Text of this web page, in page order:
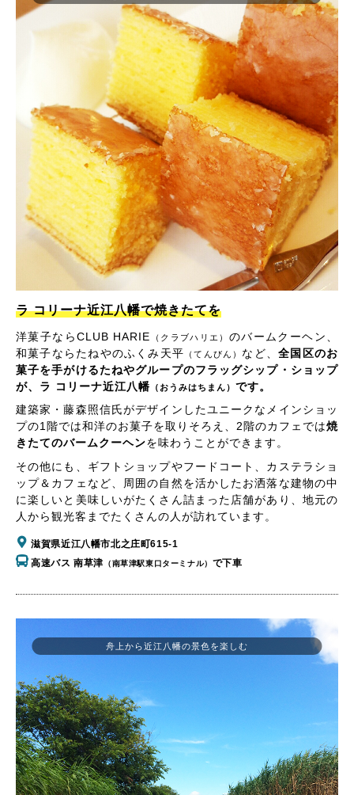
ラ コリーナ近江八幡で焼きたてを
洋菓子ならCLUB HARIE （クラブハリエ） のバームクーヘン、
和菓子ならたねやのふくみ天平 （てんびん） など、全国区のお
菓子を手がけるたねやグループのフラッグシップ・ショップ
が、ラ コリーナ近江八幡 （おうみはちまん） です。
建築家・藤森照信氏がデザインしたユニークなメインショッ
プの1階では和洋のお菓子を取りそろえ、2階のカフェでは焼
きたてのバームクーヘンを味わうことができます。
その他にも、ギフトショップやフードコート、カステラショ
ップ＆カフェなど、周囲の自然を活かしたお洒落な建物の中
に楽しいと美味しいがたくさん詰まった店舗があり、地元の
人から観光客までたくさんの人が訪れています。
滋賀県近江八幡市北之庄町615-1
高速バス 南草津 （南草津駅東口ターミナル） で下車
舟上から近江八幡の景色を楽しむ